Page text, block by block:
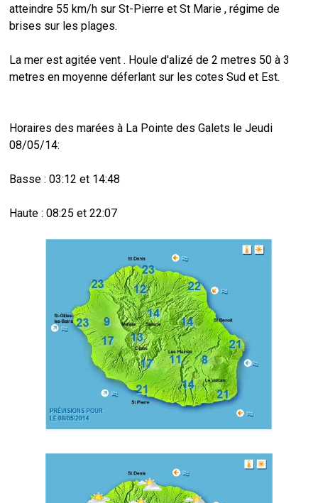
atteindre 55 km/h sur St-Pierre et St Marie , régime de
brises sur les plages.
La mer est agitée vent . Houle d'alizé de 2 metres 50 à 3
metres en moyenne déferlant sur les cotes Sud et Est.
Horaires des marées à La Pointe des Galets le Jeudi
08/05/14:
Basse : 03:12 et 14:48
Haute : 08:25 et 22:07